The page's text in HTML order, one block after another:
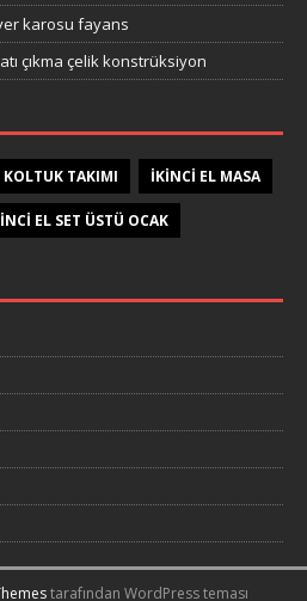
karosu fayans
çıkma çelik konstrüksiyon
KOLTUK TAKIMI IKINCI EL MASA
EL SET ÜSTÜ OCAK
tarafından WordPress teması